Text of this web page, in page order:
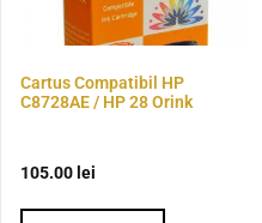
Cartus Compatibil HP
C8728AE / HP 28 Orink
105.00 lei